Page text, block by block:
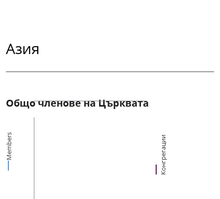
Азия
Общо членове на Църквата
Members Конгрегации